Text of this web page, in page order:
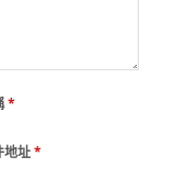
*
地址*